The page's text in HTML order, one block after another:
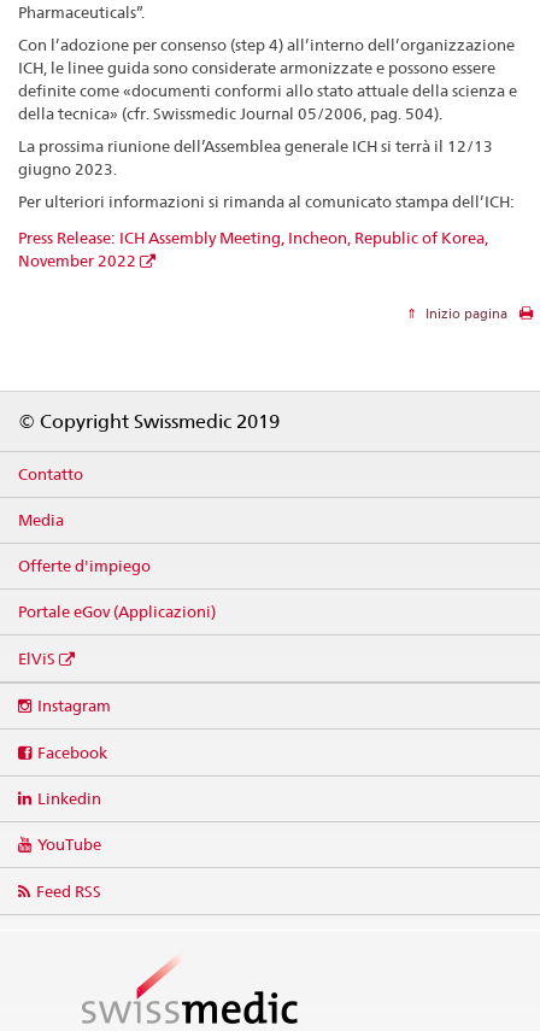
Pharmaceuticals”.
Con l’adozione per consenso (step 4) all’interno dell’organizzazione
ICH, le linee guida sono considerate armonizzate e possono essere
definite come «documenti conformi allo stato attuale della scienza e
della tecnica» (cfr. Swissmedic Journal 05/2006, pag. 504).
La prossima riunione dell’Assemblea generale ICH si terrà il 12/13
giugno 2023.
Per ulteriori informazioni si rimanda al comunicato stampa dell’ICH:
Press Release: ICH Assembly Meeting, Incheon, Republic of Korea,
November 2022
Inizio pagina
© Copyright Swissmedic 2019
Contatto
Media
Offerte d'impiego
Portale eGov (Applicazioni)
ElViS
media
Instagram
Facebook
Linkedin
YouTube
Feed RSS